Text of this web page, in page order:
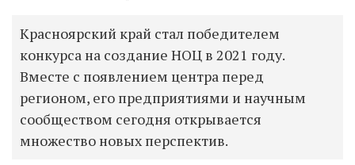
Красноярский край стал победителем
конкурса на создание НОЦ в 2021 году.
Вместе с появлением центра перед
регионом, его предприятиями и научным
сообществом сегодня открывается
множество новых перспектив.